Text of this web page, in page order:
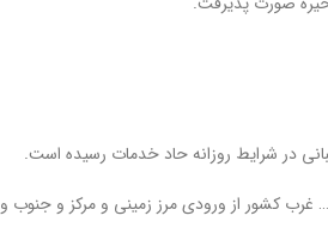
و ترخیص از گمرکات … غرب کشور از ورودی مرز زمینی و مرکز و جنوب و